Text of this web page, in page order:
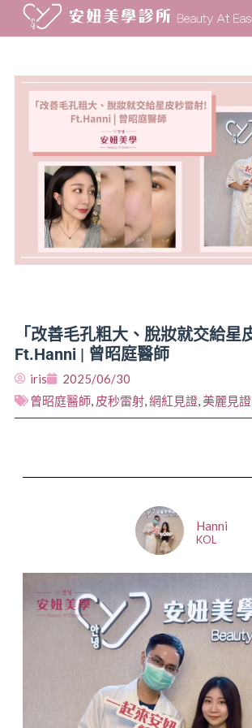
「改善毛孔粗大、脫妝就交給星
Ft.Hanni | 曾昭庭醫師
iris
2025/06/30
曾昭庭醫師, 皮秒雷射, 網紅見證, 美麗見證,
Hanni
KOL